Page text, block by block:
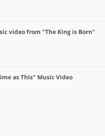
video from "The King is Born"
as This" Music Video